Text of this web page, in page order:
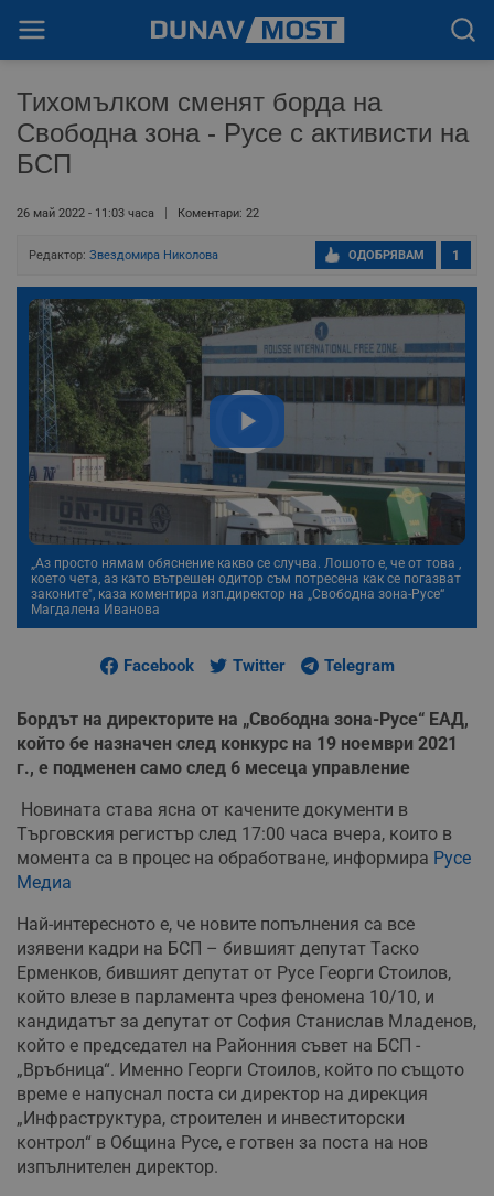
Тихомълком сменят борда на
Свободна зона - Русе с активисти на
БСП
26 май 2022 - 11:03 часа Коментари: 22
Редактор: Звездомира Николова 1
ОДОБРЯВАМ
„Аз просто нямам обяснение какво се случва. Лошото е, че от това ,
което чета, аз като вътрешен одитор съм потресена как се погазват
законите", каза коментира изп.директор на „Свободна зона-Русе“
Магдалена Иванова
Facebook Twitter Telegram
Бордът на директорите на „Свободна зона-Русе“ ЕАД,
който бе назначен след конкурс на 19 ноември 2021
г., е подменен само след 6 месеца управление
Новината става ясна от качените документи в
Търговския регистър след 17:00 часа вчера, които в
момента са в процес на обработване, информира Русе
Медиа
Най-интересното е, че новите попълнения са все
изявени кадри на БСП – бившият депутат Таско
Ерменков, бившият депутат от Русе Георги Стоилов,
който влезе в парламента чрез феномена 10/10, и
кандидатът за депутат от София Станислав Младенов,
който е председател на Районния съвет на БСП -
„Връбница“. Именно Георги Стоилов, който по същото
време е напуснал поста си директор на дирекция
„Инфраструктура, строителен и инвеститорски
контрол“ в Община Русе, е готвен за поста на нов
изпълнителен директор.